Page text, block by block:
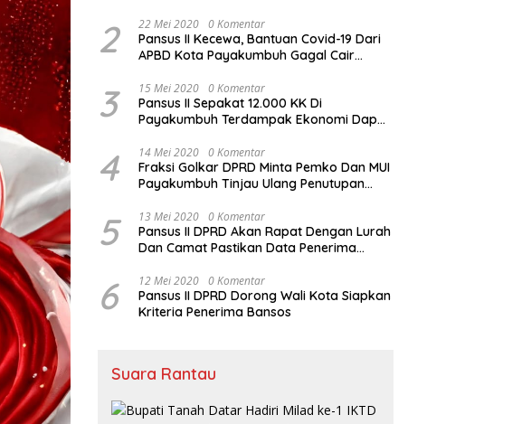
2 22 Mei 2020 0 Komentar
Pansus II Kecewa, Bantuan Covid-19 Dari
APBD Kota Payakumbuh Gagal Cair
3 15 Mei 2020 0 Komentar
Pansus II Sepakat 12.000 KK Di
Payakumbuh Terdampak Ekonomi Dapat
4 14 Mei 2020 0 Komentar
Fraksi Golkar DPRD Minta Pemko Dan MUI
Payakumbuh Tinjau Ulang Penutupan
5 13 Mei 2020 0 Komentar
Pansus II DPRD Akan Rapat Dengan Lurah
Dan Camat Pastikan Data Penerima
6 12 Mei 2020 0 Komentar
Pansus II DPRD Dorong Wali Kota Siapkan
Kriteria Penerima Bansos
Suara Rantau